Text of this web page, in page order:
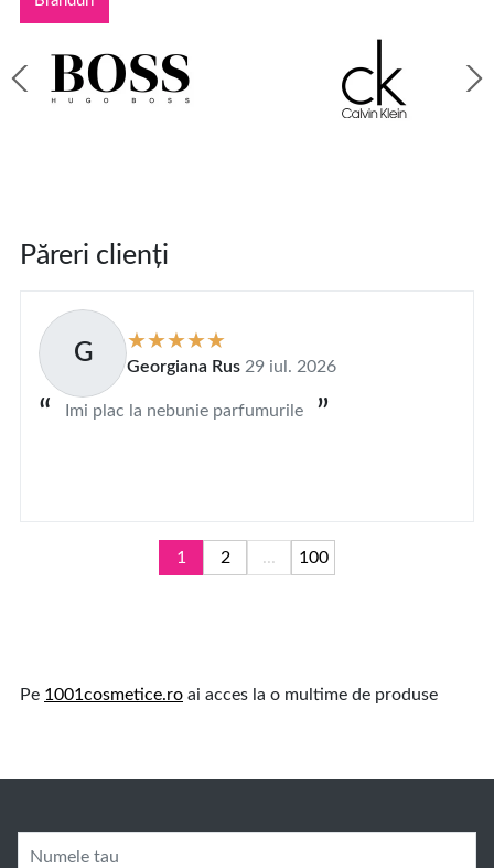
Păreri clienți
G Georgiana Rus 29 iul. 2026
Imi plac la nebunie parfumurile
1 2 ... 100
Pe 1001cosmetice.ro ai acces la o multime de produse
Numele tau